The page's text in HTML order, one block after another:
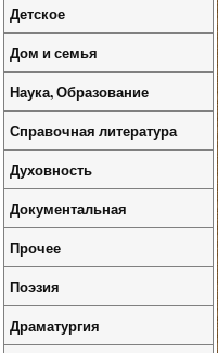
Детское
Дом и семья
Наука, Образование
Справочная литература
Духовность
Документальная
Прочее
Поэзия
Драматургия